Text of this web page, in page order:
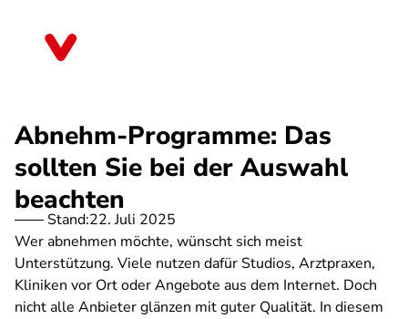
Abnehm-Programme: Das
sollten Sie bei der Auswahl
beachten
Stand:22. Juli 2025
Wer abnehmen möchte, wünscht sich meist
Unterstützung. Viele nutzen dafür Studios, Arztpraxen,
Kliniken vor Ort oder Angebote aus dem Internet. Doch
nicht alle Anbieter glänzen mit guter Qualität. In diesem